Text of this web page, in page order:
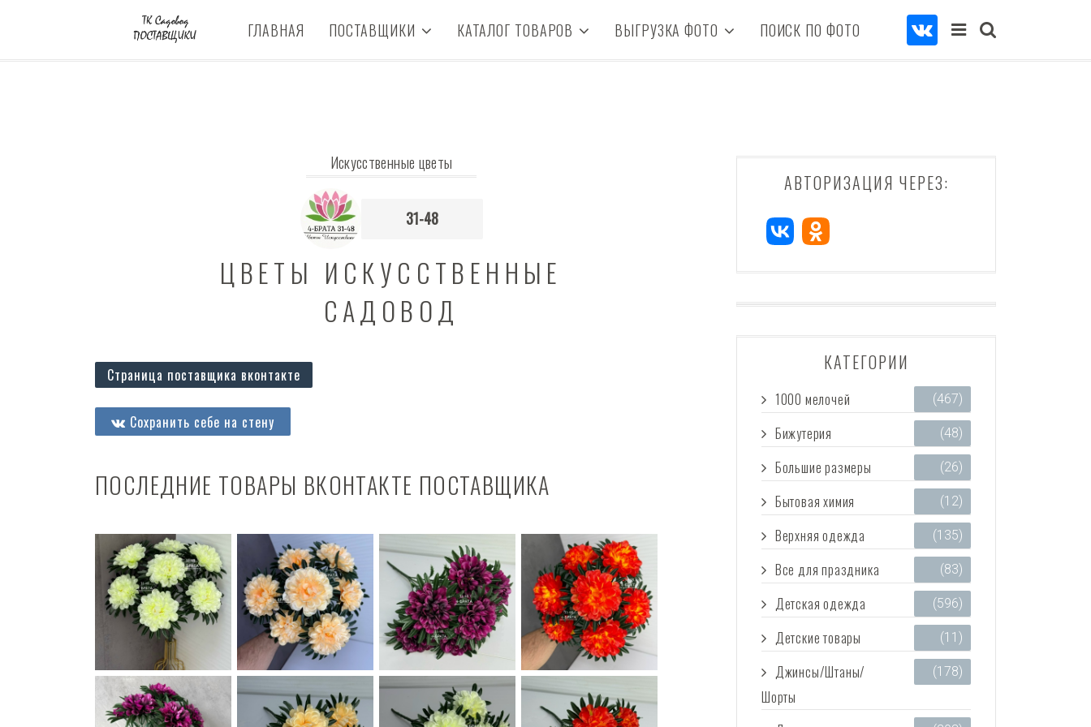
ГЛАВНАЯ ПОСТАВЩИКИ КАТАЛОГ ТОВАРОВ ВЫГРУЗКА ФОТО ПОИСК ПО ФОТО
Искусственные цветы
31-48
ЦВЕТЫ ИСКУССТВЕННЫЕ
САДОВОД
Страница поставщика вконтакте
Сохранить себе на стену
ПОСЛЕДНИЕ ТОВАРЫ ВКОНТАКТЕ ПОСТАВЩИКА
АВТОРИЗАЦИЯ ЧЕРЕЗ:
КАТЕГОРИИ
1000 мелочей (467)
Бижутерия (48)
Большие размеры (26)
Бытовая химия (12)
Верхняя одежда (135)
Все для праздника (83)
Детская одежда (596)
Детские товары (11)
Джинсы/Штаны/
Шорты
(178)